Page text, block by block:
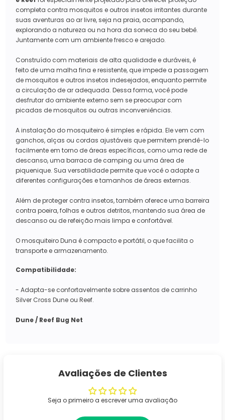
completa contra mosquitos e outros insetos irritantes durante
suas aventuras ao ar livre, seja na praia, acampando,
explorando a natureza ou na hora da soneca do seu bebê.
Juntamente com um ambiente fresco e arejado.
Construído com materiais de alta qualidade e duráveis, é
feito de uma malha fina e resistente, que impede a passagem
de mosquitos e outros insetos indesejados, enquanto permite
a circulação de ar adequada. Dessa forma, você pode
desfrutar do ambiente externo sem se preocupar com
picadas de mosquitos ou outras inconveniências.
A instalação do mosquiteiro é simples e rápida. Ele vem com
ganchos, alças ou cordas ajustáveis que permitem prendê-lo
facilmente em torno de áreas específicas, como uma rede de
descanso, uma barraca de camping ou uma área de
piquenique. Sua versatilidade permite que você o adapte a
diferentes configurações e tamanhos de áreas externas.
Além de proteger contra insetos, também oferece uma barreira
contra poeira, folhas e outros detritos, mantendo sua área de
descanso ou de refeição mais limpa e confortável.
O mosquiteiro Duna é compacto e portátil, o que facilita o
transporte e armazenamento.
Compatibilidade:
- Adapta-se confortavelmente sobre assentos de carrinho
Silver Cross Dune ou Reef.
Dune / Reef Bug Net
Avaliações de Clientes
Seja o primeiro a escrever uma avaliação